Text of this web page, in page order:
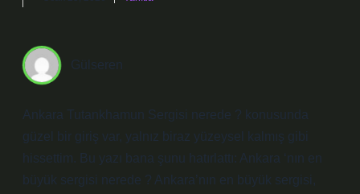
Gülseren
Ankara Tutankhamun Sergisi nerede ? konusunda
güzel bir giriş var, yalnız biraz yüzeysel kalmış gibi
hissettim. Bu yazı bana şunu hatırlattı: Ankara ‘nın en
büyük sergisi nerede ? Ankara’nın en büyük sergisi,